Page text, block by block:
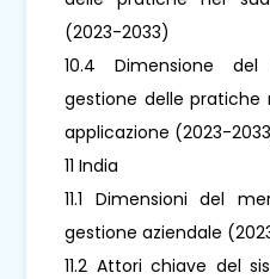
(2023-2033)
10.4 Dimensione
gestione delle
applicazione (2023-
11 India
11.1 Dimensioni del
gestione aziendale
11.2 Attori chiave del